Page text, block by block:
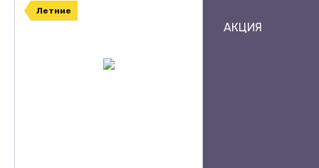
Летние
АКЦИЯ